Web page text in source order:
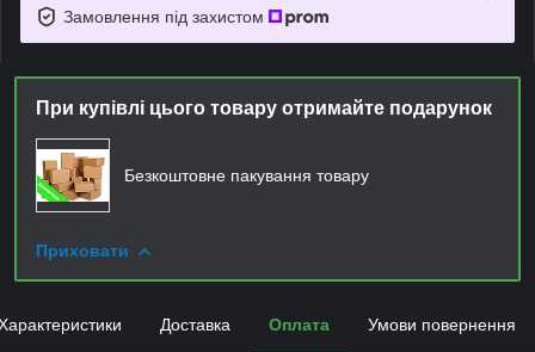
Замовлення під захистом
При купівлі цього товару отримайте подарунок
Безкоштовне пакування товару
Приховати
Доставка Оплата Умови повернення